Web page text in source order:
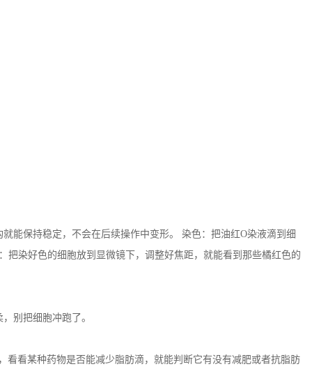
能保持稳定，不会在后续操作中变形。 染色：把油红O染液滴到细
把染好色的细胞放到显微镜下，调整好焦距，就能看到那些橘红色的
别把细胞冲跑了。
看某种药物是否能减少脂肪滴，就能判断它有没有减肥或者抗脂肪